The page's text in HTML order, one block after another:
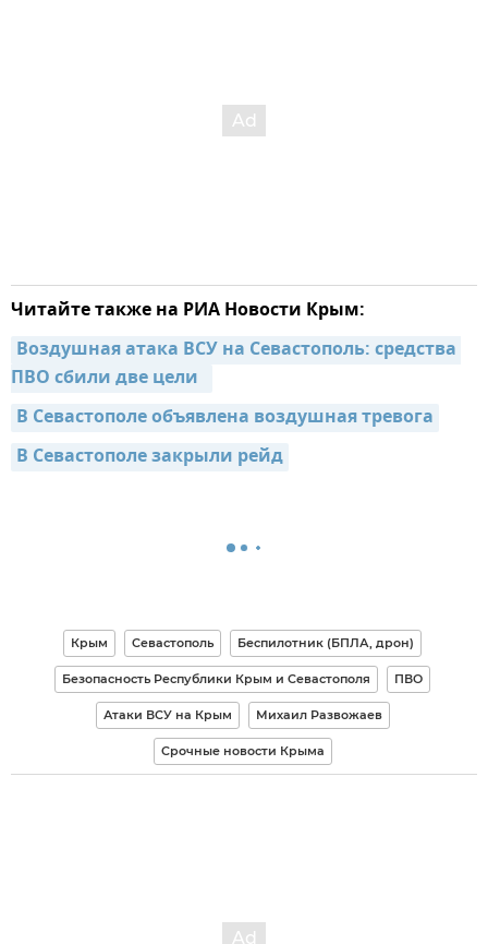
Читайте также на РИА Новости Крым:
Воздушная атака ВСУ на Севастополь: средства
ПВО сбили две цели
В Севастополе объявлена воздушная тревога
В Севастополе закрыли рейд
Крым Севастополь Беспилотник (БПЛА, дрон)
Безопасность Республики Крым и Севастополя ПВО
Атаки ВСУ на Крым Михаил Развожаев
Срочные новости Крыма